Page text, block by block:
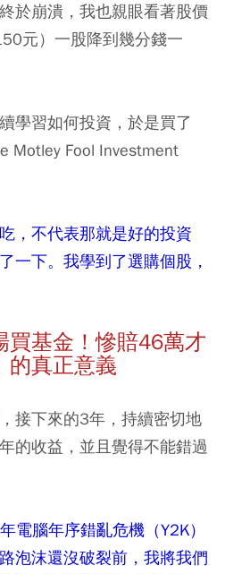
於崩潰，我也親眼看著股價
元）一股降到幾分錢一
學習如何投資，於是買了
Motley Fool Investment
，不代表那就是好的投資
一下。我學到了選購個股，
買基金！慘賠46萬才
的真正意義
接下來的3年，持續密切地
的收益，並且覺得不能錯過
電腦年序錯亂危機（Y2K）
泡沫還沒破裂前，我將我們